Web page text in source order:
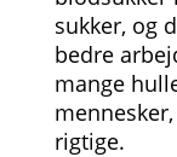
sukker, og
bedre
mange
rigtige.